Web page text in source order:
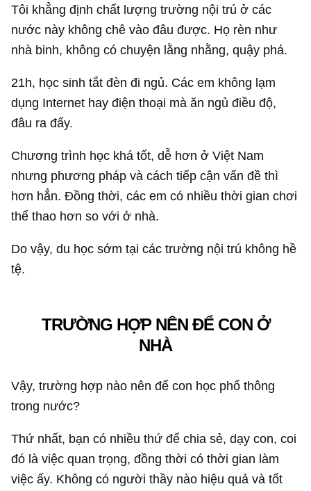
Tôi khẳng định chất lượng trường nội trú ở các
nước này không chê vào đâu được. Họ rèn như
nhà binh, không có chuyện lằng nhằng, quậy phá.
21h, học sinh tắt đèn đi ngủ. Các em không lạm
dụng Internet hay điện thoại mà ăn ngủ điều độ,
đâu ra đấy.
Chương trình học khá tốt, dễ hơn ở Việt Nam
nhưng phương pháp và cách tiếp cận vấn đề thì
hơn hẳn. Đồng thời, các em có nhiều thời gian chơi
thể thao hơn so với ở nhà.
Do vậy, du học sớm tại các trường nội trú không hề
tệ.
TRƯỜNG HỢP NÊN ĐỂ CON Ở
NHÀ
Vậy, trường hợp nào nên để con học phổ thông
trong nước?
Thứ nhất, bạn có nhiều thứ để chia sẻ, dạy con, coi
đó là việc quan trọng, đồng thời có thời gian làm
việc ấy. Không có người thầy nào hiệu quả và tốt